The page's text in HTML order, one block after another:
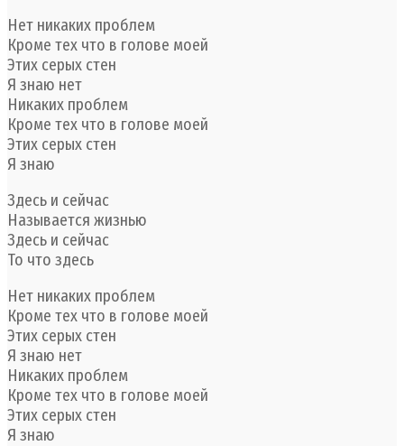
Нет никаких проблем
Кроме тех что в голове моей
Этих серых стен
Я знаю нет
Никаких проблем
Кроме тех что в голове моей
Этих серых стен
Я знаю
Здесь и сейчас
Называется жизнью
Здесь и сейчас
То что здесь
Нет никаких проблем
Кроме тех что в голове моей
Этих серых стен
Я знаю нет
Никаких проблем
Кроме тех что в голове моей
Этих серых стен
Я знаю